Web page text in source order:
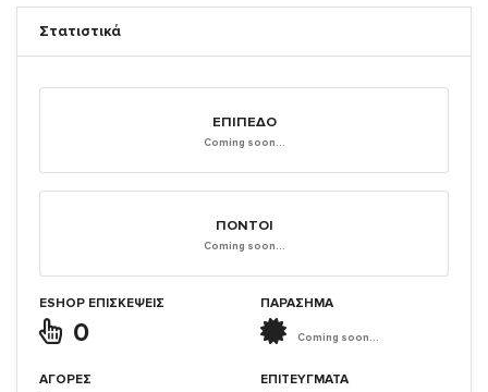
Στατιστικά
ΕΠΊΠΕΔΟ
Coming soon...
ΠΌΝΤΟΙ
Coming soon...
ESHOP ΕΠΙΣΚΈΨΕΙΣ
0
ΑΓΟΡΈΣ
ΠΑΡΑΣΗΜΑ
Coming soon...
ΕΠΙΤΕΎΓΜΑΤΑ